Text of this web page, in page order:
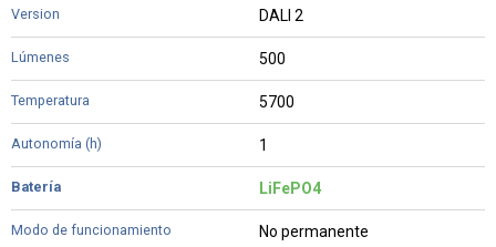
DALI 2
500
5700
1
LiFePO4
No permanente